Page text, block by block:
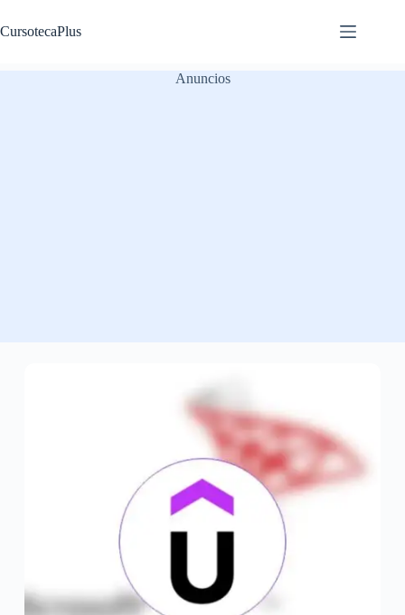
al
contenido
CursotecaPlus
Anuncios